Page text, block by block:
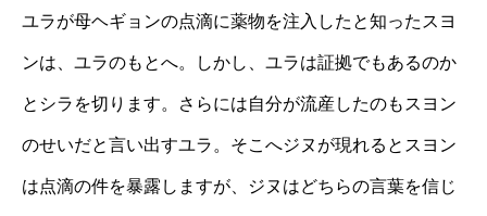
ユラが母ヘギョンの点滴に薬物を注入したと知ったスヨ
ンは、ユラのもとへ。しかし、ユラは証拠でもあるのか
とシラを切ります。さらには自分が流産したのもスヨン
のせいだと言い出すユラ。そこへジヌが現れるとスヨン
は点滴の件を暴露しますが、ジヌはどちらの言葉を信じ